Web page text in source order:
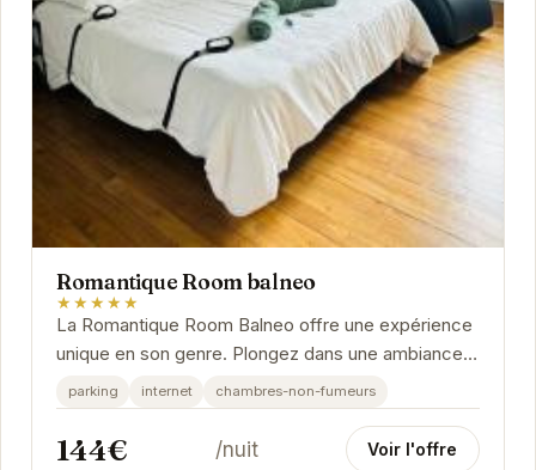
Romantique Room balneo
★★★★★
La Romantique Room Balneo offre une expérience
unique en son genre. Plongez dans une ambiance
chaleureuse et intime, propice à la relaxation et
au...
parking internet chambres-non-fumeurs
144€ /nuit Voir l'offre